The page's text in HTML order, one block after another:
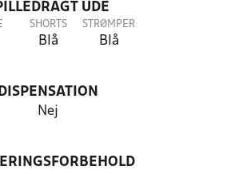
UDE
SHORTS
Blå
STRØMPER
Blå
DISPENSATION
Nej